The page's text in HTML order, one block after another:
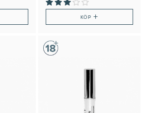
KÖP +